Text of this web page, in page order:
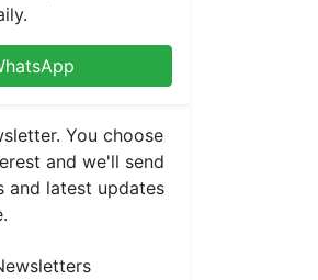
You choose
and we'll send
and latest updates